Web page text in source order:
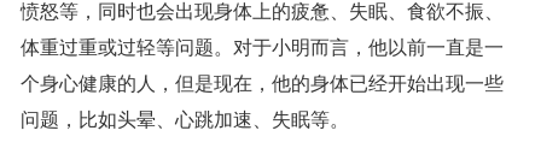
愤怒等，同时也会出现身体上的疲惫、失眠、食欲不振、
体重过重或过轻等问题。对于小明而言，他以前一直是一
个身心健康的人，但是现在，他的身体已经开始出现一些
问题，比如头晕、心跳加速、失眠等。